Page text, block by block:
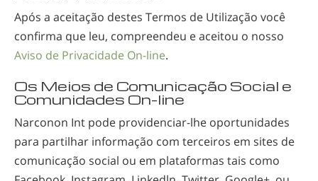
Após a aceitação destes Termos de Utilização você
confirma que leu, compreendeu e aceitou o nosso
Aviso de Privacidade On-line.
Os Meios de Comunicação Social e
Comunidades On-line
Narconon Int pode providenciar-lhe oportunidades
para partilhar informação com terceiros em sites de
comunicação social ou em plataformas tais como